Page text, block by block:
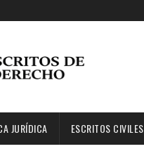
JURÍDICA ESCRITOS CIVILES